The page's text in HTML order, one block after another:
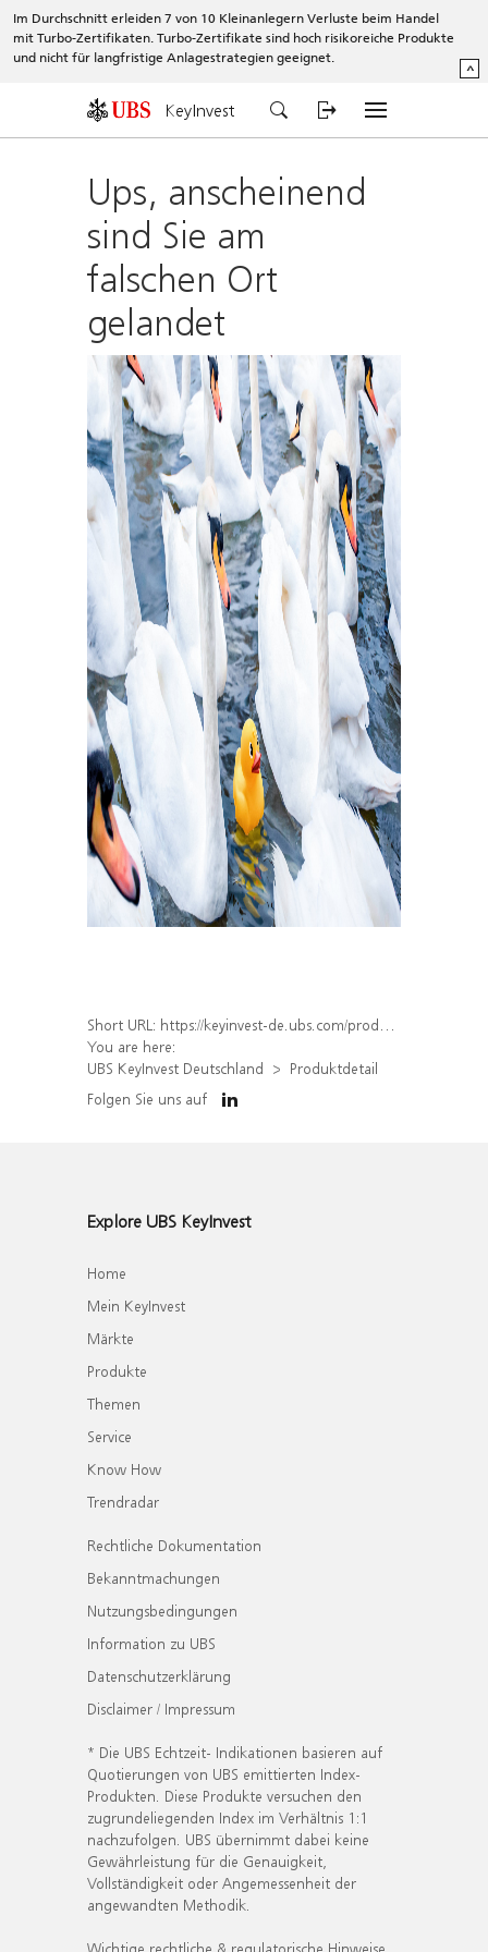
Im Durchschnitt erleiden 7 von 10 Kleinanlegern Verluste beim Handel
mit Turbo-Zertifikaten. Turbo-Zertifikate sind hoch risikoreiche Produkte
und nicht für langfristige Anlagestrategien geeignet.
^
KeyInvest
Ups, anscheinend
sind Sie am
falschen Ort
gelandet
Short URL: https://keyinvest-de.ubs.com/produkt/detail/index/isin/DE000WA56LJ9
You are here:
UBS KeyInvest Deutschland
Produktdetail
Folgen Sie uns auf
Explore UBS KeyInvest
Home
Mein KeyInvest
Märkte
Produkte
Themen
Service
Know How
Trendradar
Rechtliche Dokumentation
Bekanntmachungen
Nutzungsbedingungen
Information zu UBS
Datenschutzerklärung
Disclaimer / Impressum
* Die UBS Echtzeit- Indikationen basieren auf
Quotierungen von UBS emittierten Index-
Produkten. Diese Produkte versuchen den
zugrundeliegenden Index im Verhältnis 1:1
nachzufolgen. UBS übernimmt dabei keine
Gewährleistung für die Genauigkeit,
Vollständigkeit oder Angemessenheit der
angewandten Methodik.